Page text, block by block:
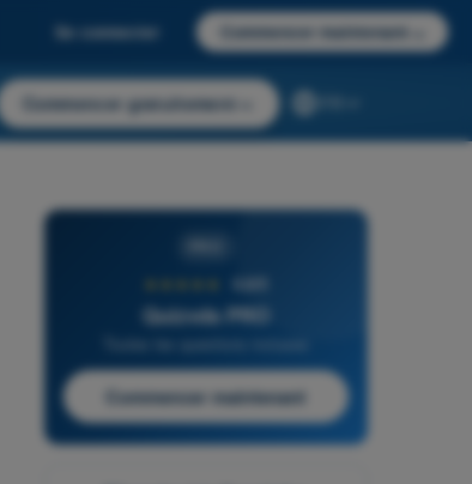
Se connecter Commencer maintenant
Commencer gratuitement
4,6/5
Quizvds PRO
Commencer maintenant